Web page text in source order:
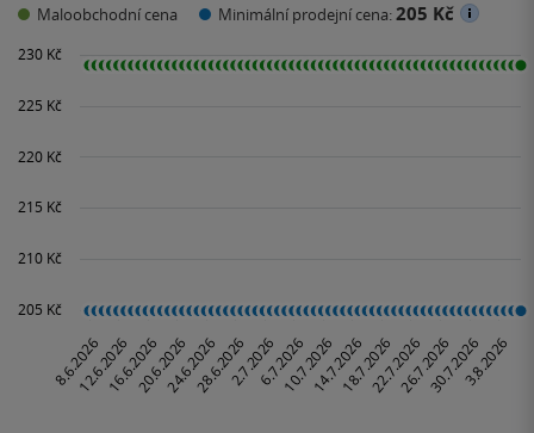
Maloobchodní cena Minimální prodejní cena:205 Kč